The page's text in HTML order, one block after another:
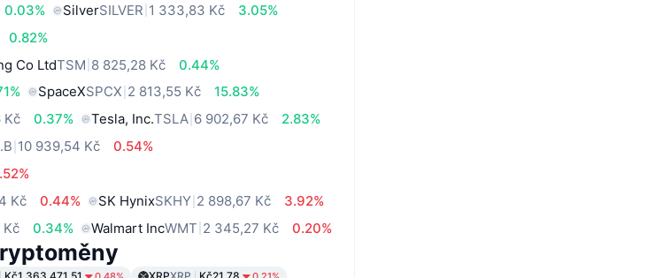
0.03% SilverSILVER 1 333,83 Kč
3.05%
0.82%
Co LtdTSM 8 825,28 Kč
0.44%
SpaceXSPCX 2 813,55 Kč
15.83%
Kč 0.37% Tesla, Inc.TSLA 6 902,67 Kč
2.83%
10 939,54 Kč
0.54%
Kč 0.44% SK HynixSKHY 2 898,67 Kč
3.92%
Kč 0.34% Walmart IncWMT 2 345,27 Kč 0.20%